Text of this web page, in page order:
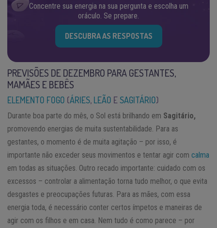
Concentre sua energia na sua pergunta e escolha um
oráculo. Se prepare.
DESCUBRA AS RESPOSTAS
PREVISÕES DE DEZEMBRO PARA GESTANTES,
MAMÃES E BEBÊS
ELEMENTO FOGO (ÁRIES, LEÃO ESAGITÁRIO)
Durante boa parte do mês, o Sol está brilhando em Sagitário,
promovendo energias de muita sustentabilidade. Para as
gestantes, o momento é de muita agitação – por isso, é
importante não exceder seus movimentos e tentar agir com calma
em todas as situações. Outro recado importante: cuidado com os
excessos – controlar a alimentação torna tudo melhor, o que evita
desgastes e preocupações futuras. Para as mães, com essa
energia toda, é necessário conter certos ímpetos e maneiras de
agir com os filhos e em casa. Nem tudo é como parece – por